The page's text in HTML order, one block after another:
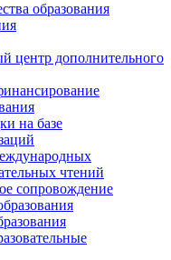
образования
центр дополнительного
на базе
чтений
сопровождение